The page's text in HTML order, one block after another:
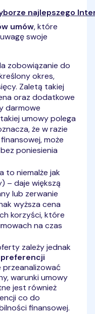
najlepszego
umów, które
swoje
zobowiązanie do
okres,
Zaletą takiej
oraz dodatkowe
darmowe
umowy polega
że w razie
może
poniesienia
to niemalże jak
– daje większą
lub zerwanie
wyższa cena
korzyści, które
na czas
zależy jednak
przeanalizować
warunki umowy
jest również
co do
finansowej.